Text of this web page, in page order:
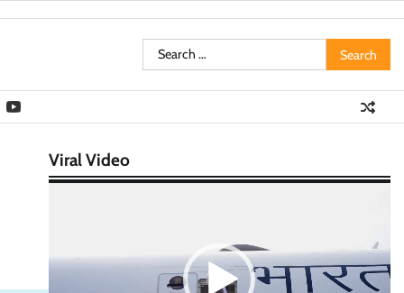
Search
for:
Viral Video